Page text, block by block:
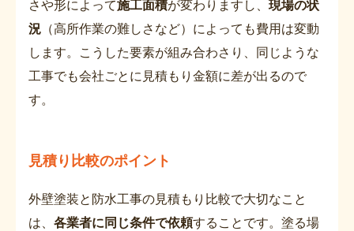
さや形によって施工面積が変わりますし、 現場の状
況 （高所作業の難しさなど）によっても費用は変動
します。こうした要素が組み合わさり、同じような
工事でも会社ごとに見積もり金額に差が出るので
す。
見積り比較のポイント
外壁塗装と防水工事の見積もり比較で大切なこと
は、 各業者に同じ条件で依頼することです。塗る場